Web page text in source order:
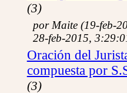
Además de elegir en qué
fundamental entre la búsqueda
resultados completamente
expresión literal que se haya
búsqueda avanzada
las palabras (de más de tres
retorna muchos más resultados
(3)
por Maite (19-feb-
28-feb-2015,
Oración del
compuesta por
(3)